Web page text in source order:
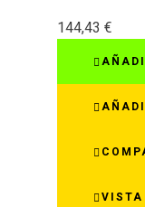
144,43 €